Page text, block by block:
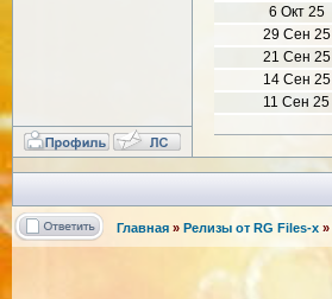
6 Окт 25
29 Сен 25
21 Сен 25
14 Сен 25
11 Сен 25
Главная » Релизы от RG Files-x »